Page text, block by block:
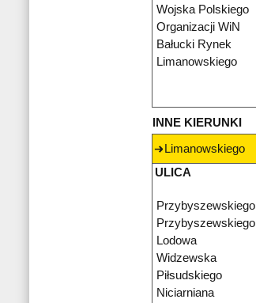
Wojska Polskiego
Organizacji WiN
Bałucki Rynek
Limanowskiego
INNE KIERUNKI
Limanowskiego
ULICA
Przybyszewskiego
Przybyszewskiego
Lodowa
Widzewska
Piłsudskiego
Niciarniana